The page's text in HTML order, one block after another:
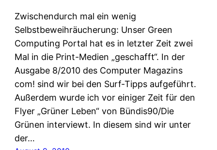
Zwischendurch mal ein wenig
Selbstbeweihräucherung: Unser Green
Computing Portal hat es in letzter Zeit zwei
Mal in die Print-Medien „geschafft“. In der
Ausgabe 8/2010 des Computer Magazins
com! sind wir bei den Surf-Tipps aufgeführt.
Außerdem wurde ich vor einiger Zeit für den
Flyer „Grüner Leben“ von Bündis90/Die
Grünen interviewt. In diesem sind wir unter
der…